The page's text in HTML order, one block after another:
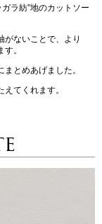
ラ紡”地のカットソー
がないことで、より
。
とめあげました。
てくれます。